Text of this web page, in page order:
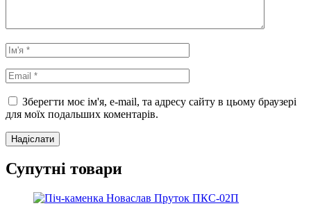
Зберегти моє ім'я, e-mail, та адресу сайту в цьому браузері
для моїх подальших коментарів.
Супутні товари